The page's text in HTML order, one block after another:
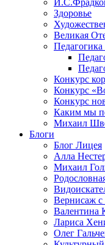
Здоровье
Великая
Конкурс
Конкурс
Конкурс
Каким мы
Михаил
Блоги
Блог Лицея
Алла
Михаил
Вернисаж
Валентина
Лариса
Олег